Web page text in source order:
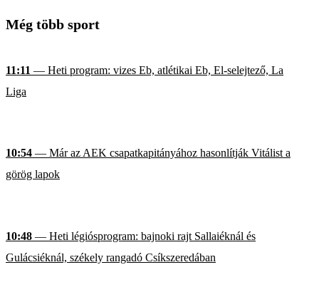
Még több sport
11:11 — Heti program: vizes Eb, atlétikai Eb, El-selejtező, La
Liga
10:54 — Már az AEK csapatkapitányához hasonlítják Vitálist a
görög lapok
10:48 — Heti légiósprogram: bajnoki rajt Sallaiéknál és
Gulácsiéknál, székely rangadó Csíkszeredában